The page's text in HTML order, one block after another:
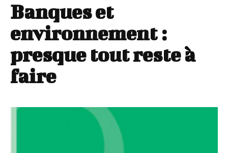
Banques et
environnement :
presque tout reste à
faire